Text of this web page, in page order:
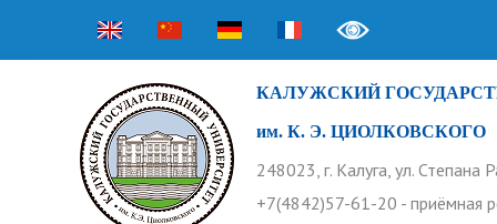
КАЛУЖСКИЙ
им. К. Э. ЦИОЛКОВСКОГО
248023, г. Калуга, ул. Степана
+7(4842)57-61-20 - приёмная